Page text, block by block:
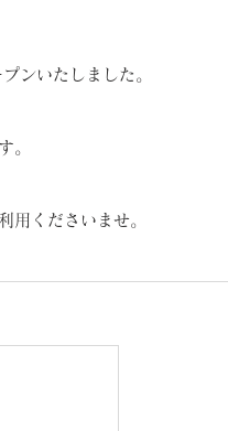
ンいたしました。
。
用くださいませ。